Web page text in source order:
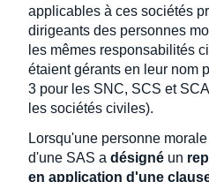
applicables à ces sociétés
dirigeants des personnes
les mêmes responsabilités
étaient gérants en leur nom
3 pour les SNC, SCS et
les sociétés civiles).
Lorsqu'une personne
d'une SAS a désigné un
en application d'une